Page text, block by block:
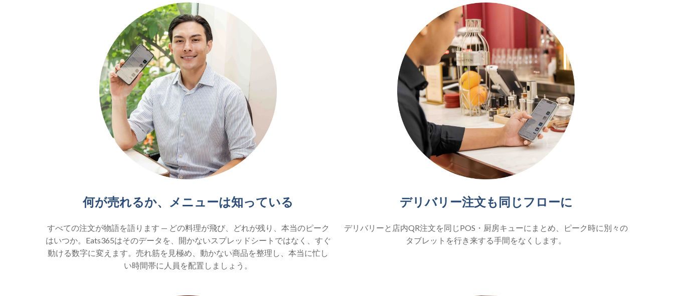
何が売れるか、メニューは知っている
すべての注文が物語を語ります — どの料理が飛び、どれが残り、本当のピーク
はいつか。Eats365はそのデータを、開かないスプレッドシートではなく、すぐ
動ける数字に変えます。売れ筋を見極め、動かない商品を整理し、本当に忙し
い時間帯に人員を配置しましょう。
デリバリー注文も同じフローに
デリバリーと店内QR注文を同じPOS・厨房キューにまとめ、ピーク時に別々の
タブレットを行き来する手間をなくします。